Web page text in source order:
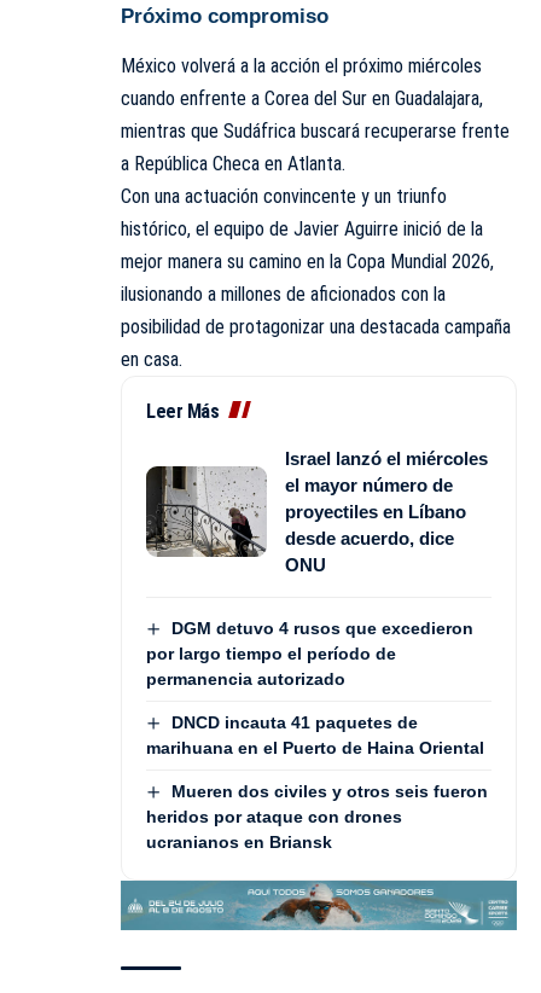
Próximo compromiso
México volverá a la acción el próximo miércoles
cuando enfrente a Corea del Sur en Guadalajara,
mientras que Sudáfrica buscará recuperarse frente
a República Checa en Atlanta.
Con una actuación convincente y un triunfo
histórico, el equipo de Javier Aguirre inició de la
mejor manera su camino en la Copa Mundial 2026,
ilusionando a millones de aficionados con la
posibilidad de protagonizar una destacada campaña
en casa.
Leer Más
Israel lanzó el miércoles
el mayor número de
proyectiles en Líbano
desde acuerdo, dice
ONU
DGM detuvo 4 rusos que excedieron
por largo tiempo el período de
permanencia autorizado
DNCD incauta 41 paquetes de
marihuana en el Puerto de Haina Oriental
Mueren dos civiles y otros seis fueron
heridos por ataque con drones
ucranianos en Briansk